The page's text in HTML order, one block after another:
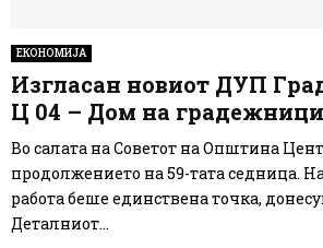
ЕКОНОМИЈА
Изгласан новиот ДУП
Ц 04 – Дом на градежници
Во салата на Советот на Општина
продолжението на 59-тата седница.
работа беше единствена точка,
Деталниот...